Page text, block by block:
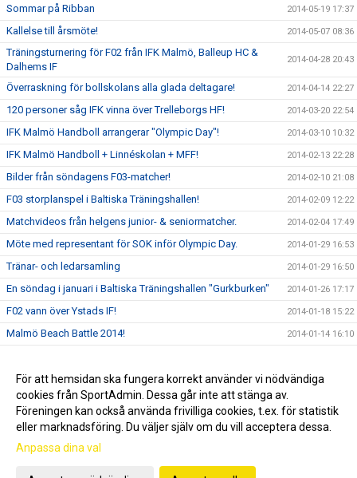
Sommar på Ribban 2014-05-19 17:37
Kallelse till årsmöte! 2014-05-07 08:36
Träningsturnering för F02 från IFK Malmö, Balleup HC &
Dalhems IF
2014-04-28 20:43
Överraskning för bollskolans alla glada deltagare! 2014-04-14 22:27
120 personer såg IFK vinna över Trelleborgs HF! 2014-03-20 22:54
IFK Malmö Handboll arrangerar "Olympic Day"! 2014-03-10 10:32
IFK Malmö Handboll + Linnéskolan + MFF! 2014-02-13 22:28
Bilder från söndagens F03-matcher! 2014-02-10 21:08
F03 storplanspel i Baltiska Träningshallen! 2014-02-09 12:22
Matchvideos från helgens junior- & seniormatcher. 2014-02-04 17:49
Möte med representant för SOK inför Olympic Day. 2014-01-29 16:53
Tränar- och ledarsamling 2014-01-29 16:50
En söndag i januari i Baltiska Träningshallen "Gurkburken" 2014-01-26 17:17
F02 vann över Ystads IF! 2014-01-18 15:22
Malmö Beach Battle 2014! 2014-01-14 16:10
”Kanariefåglarnas” Erik Helgsten stängde igen buren 2013-12-28 11:34
Julfesten! 2013-12-04 22:49
Gå till Webbversion
För att hemsidan ska fungera korrekt använder vi nödvändiga
cookies från SportAdmin. Dessa går inte att stänga av.
Föreningen kan också använda frivilliga cookies, t.ex. för statistik
eller marknadsföring. Du väljer själv om du vill acceptera dessa.
Anpassa dina val